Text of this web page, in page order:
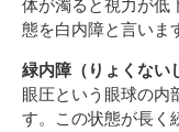
体が濁ると視力が低
態を白内障と言いま
緑内障（りょくない
眼圧という眼球の内
す。この状態が長く